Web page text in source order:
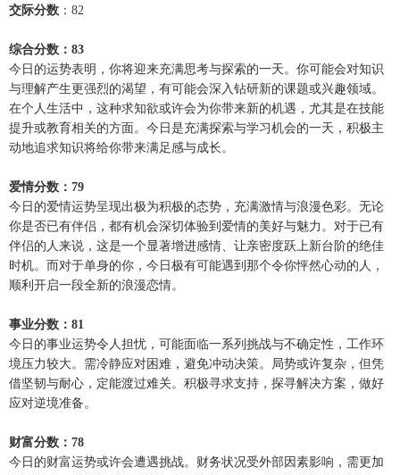
交际分数 ：82
综合分数：83
今日的运势表明，你将迎来充满思考与探索的一天。你可能会对知识
与理解产生更强烈的渴望，有可能会深入钻研新的课题或兴趣领域。
在个人生活中，这种求知欲或许会为你带来新的机遇，尤其是在技能
提升或教育相关的方面。今日是充满探索与学习机会的一天，积极主
动地追求知识将给你带来满足感与成长。
爱情分数：79
今日的爱情运势呈现出极为积极的态势，充满激情与浪漫色彩。无论
你是否已有伴侣，都有机会深切体验到爱情的美好与魅力。对于已有
伴侣的人来说，这是一个显著增进感情、让亲密度跃上新台阶的绝佳
时机。而对于单身的你，今日极有可能遇到那个令你怦然心动的人，
顺利开启一段全新的浪漫恋情。
事业分数：81
今日的事业运势令人担忧，可能面临一系列挑战与不确定性，工作环
境压力较大。需冷静应对困难，避免冲动决策。局势或许复杂，但凭
借坚韧与耐心，定能渡过难关。积极寻求支持，探寻解决方案，做好
应对逆境准备。
财富分数：78
今日的财富运势或许会遭遇挑战。财务状况受外部因素影响，需更加